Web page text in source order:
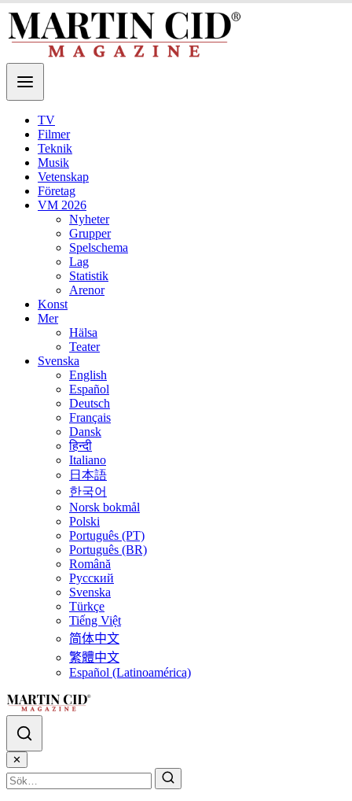
TV
Filmer
Teknik
Musik
Vetenskap
Företag
VM 2026
Nyheter
Grupper
Spelschema
Lag
Statistik
Arenor
Konst
Mer
Hälsa
Teater
Svenska
English
Español
Deutsch
Français
Dansk
हिन्दी
Italiano
日本語
한국어
Norsk bokmål
Polski
Português (PT)
Português (BR)
Română
Русский
Svenska
Türkçe
Tiếng Việt
简体中文
繁體中文
Español (Latinoamérica)
✕